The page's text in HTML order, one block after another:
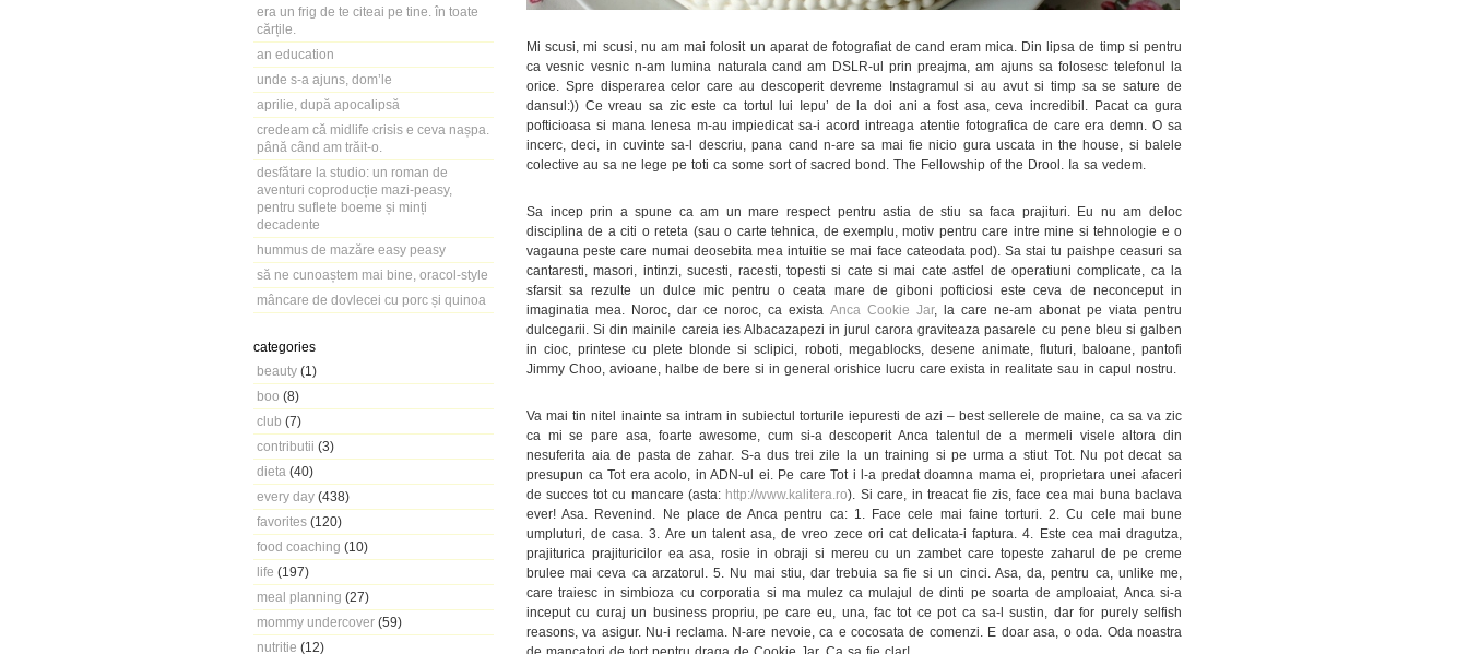
era un frig de te citeai pe tine. în toate
cărțile.
an education
unde s-a ajuns, dom’le
aprilie, după apocalipsă
credeam că midlife crisis e ceva nașpa.
până când am trăit-o.
desfătare la studio: un roman de
aventuri coproducție mazi-peasy,
pentru suflete boeme și minți
decadente
hummus de mazăre easy peasy
să ne cunoaștem mai bine, oracol-style
mâncare de dovlecei cu porc și quinoa
categories
beauty (1)
boo (8)
club (7)
contributii (3)
dieta (40)
every day (438)
favorites (120)
food coaching (10)
life (197)
meal planning (27)
mommy undercover (59)
nutritie (12)
Mi scusi, mi scusi, nu am mai folosit un aparat de fotografiat de cand eram mica. Din lipsa de timp si pentru
ca vesnic vesnic n-am lumina naturala cand am DSLR-ul prin preajma, am ajuns sa folosesc telefonul la
orice. Spre disperarea celor care au descoperit devreme Instagramul si au avut si timp sa se sature de
dansul:)) Ce vreau sa zic este ca tortul lui Iepu’ de la doi ani a fost asa, ceva incredibil. Pacat ca gura
pofticioasa si mana lenesa m-au impiedicat sa-i acord intreaga atentie fotografica de care era demn. O sa
incerc, deci, in cuvinte sa-l descriu, pana cand n-are sa mai fie nicio gura uscata in the house, si balele
colective au sa ne lege pe toti ca some sort of sacred bond. The Fellowship of the Drool. Ia sa vedem.
Sa incep prin a spune ca am un mare respect pentru astia de stiu sa faca prajituri. Eu nu am deloc
disciplina de a citi o reteta (sau o carte tehnica, de exemplu, motiv pentru care intre mine si tehnologie e o
vagauna peste care numai deosebita mea intuitie se mai face cateodata pod). Sa stai tu paishpe ceasuri sa
cantaresti, masori, intinzi, sucesti, racesti, topesti si cate si mai cate astfel de operatiuni complicate, ca la
sfarsit sa rezulte un dulce mic pentru o ceata mare de giboni pofticiosi este ceva de neconceput in
imaginatia mea. Noroc, dar ce noroc, ca exista Anca Cookie Jar, la care ne-am abonat pe viata pentru
dulcegarii. Si din mainile careia ies Albacazapezi in jurul carora graviteaza pasarele cu pene bleu si galben
in cioc, printese cu plete blonde si sclipici, roboti, megablocks, desene animate, fluturi, baloane, pantofi
Jimmy Choo, avioane, halbe de bere si in general orishice lucru care exista in realitate sau in capul nostru.
Va mai tin nitel inainte sa intram in subiectul torturile iepuresti de azi – best sellerele de maine, ca sa va zic
ca mi se pare asa, foarte awesome, cum si-a descoperit Anca talentul de a mermeli visele altora din
nesuferita aia de pasta de zahar. S-a dus trei zile la un training si pe urma a stiut Tot. Nu pot decat sa
presupun ca Tot era acolo, in ADN-ul ei. Pe care Tot i l-a predat doamna mama ei, proprietara unei afaceri
de succes tot cu mancare (asta: http://www.kalitera.ro). Si care, in treacat fie zis, face cea mai buna baclava
ever! Asa. Revenind. Ne place de Anca pentru ca: 1. Face cele mai faine torturi. 2. Cu cele mai bune
umpluturi, de casa. 3. Are un talent asa, de vreo zece ori cat delicata-i faptura. 4. Este cea mai dragutza,
prajiturica prajituricilor ea asa, rosie in obraji si mereu cu un zambet care topeste zaharul de pe creme
brulee mai ceva ca arzatorul. 5. Nu mai stiu, dar trebuia sa fie si un cinci. Asa, da, pentru ca, unlike me,
care traiesc in simbioza cu corporatia si ma mulez ca mulajul de dinti pe soarta de amploaiat, Anca si-a
inceput cu curaj un business propriu, pe care eu, una, fac tot ce pot ca sa-l sustin, dar for purely selfish
reasons, va asigur. Nu-i reclama. N-are nevoie, ca e cocosata de comenzi. E doar asa, o oda. Oda noastra